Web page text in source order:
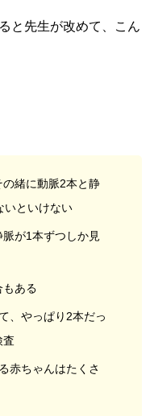
と先生が改めて、こん
緒に動脈2本と静
いといけない
が1本ずつしか見
もある
、やっぱり2本だっ
査
赤ちゃんはたくさ